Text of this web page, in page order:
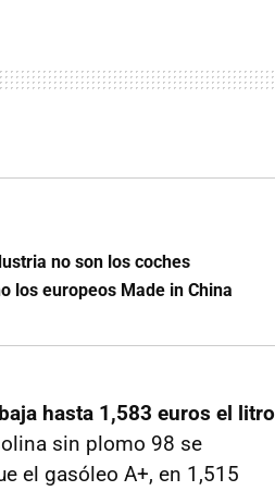
no son los coches
los europeos Made in China
hasta 1,583 euros el litro
sin plomo 98 se
el gasóleo A+, en 1,515